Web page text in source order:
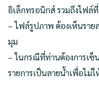
อิเล็กทรอนิกส์ รวมถึงไฟล์
– ไฟล์รูปภาพ ต้องเห็นราย
มุม
– ในกรณีที่ท่านต้องการเซ็
รายการเป็นลายน้ำเพื่อไม่